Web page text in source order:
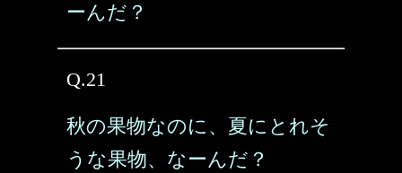
ーんだ？
Q.21
秋の果物なのに、夏にとれそ
うな果物、なーんだ？